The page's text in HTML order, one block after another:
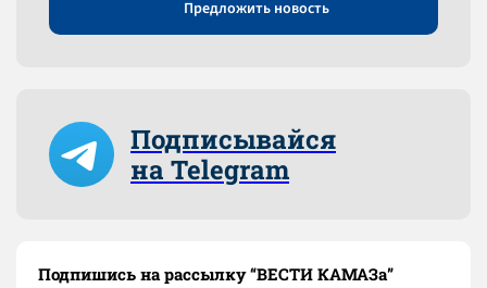
Предложить новость
Подписывайся
на Telegram
Подпишись на рассылку “ВЕСТИ КАМАЗа”